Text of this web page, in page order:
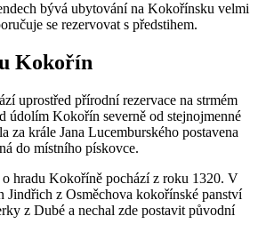
bývá ubytování na Kokořínsku velmi
se rezervovat s předstihem.
Kokořín
uprostřed přírodní rezervace na strmém
údolím Kokořín severně od stejnojmenné
za krále Jana Lucemburského postavena
do místního pískovce.
hradu Kokoříně pochází z roku 1320. V
Jindřich z Osměchova kokořínské panství
z Dubé a nechal zde postavit původní